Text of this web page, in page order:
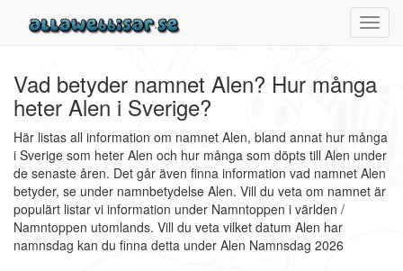
Vad betyder namnet Alen? Hur många
heter Alen i Sverige?
Här listas all information om namnet Alen, bland annat hur många
i Sverige som heter Alen och hur många som döpts till Alen under
de senaste åren. Det går även finna information vad namnet Alen
betyder, se under namnbetydelse Alen. Vill du veta om namnet är
populärt listar vi information under Namntoppen i världen /
Namntoppen utomlands. Vill du veta vilket datum Alen har
namnsdag kan du finna detta under Alen Namnsdag 2026